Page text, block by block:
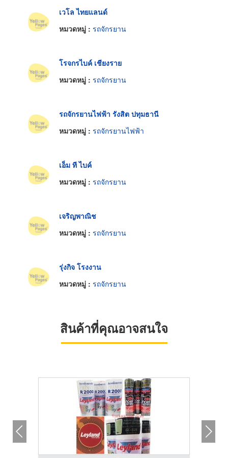
เวโล ไทยแลนด์
หมวดหมู่ : รถจักรยาน
โรจกรไบค์ เชียงราย
หมวดหมู่ : รถจักรยาน
รถจักรยานไฟฟ้า รังสิต ปทุมธานี
หมวดหมู่ : รถจักรยานไฟฟ้า
เอ็ม ที ไบค์
หมวดหมู่ : รถจักรยาน
เจริญพาณิช
หมวดหมู่ : รถจักรยาน
รุ่งกิจ โรงงาน
หมวดหมู่ : รถจักรยาน
สินค้าที่คุณอาจสนใจ